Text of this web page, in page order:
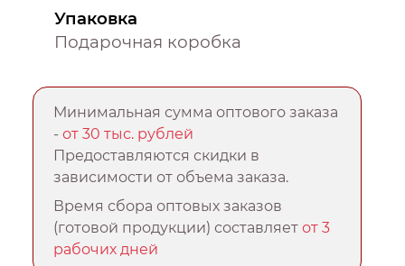
Упаковка
Подарочная коробка
Минимальная сумма оптового заказа
-от 30 тыс. рублей
Предоставляются скидки в
зависимости от объема заказа.
Время сбора оптовых заказов
(готовой продукции) составляетот 3
рабочих дней